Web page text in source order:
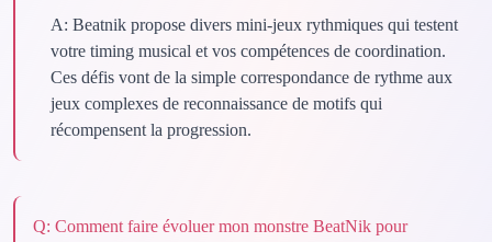
A: Beatnik propose divers mini-jeux rythmiques qui testent
votre timing musical et vos compétences de coordination.
Ces défis vont de la simple correspondance de rythme aux
jeux complexes de reconnaissance de motifs qui
récompensent la progression.
Q: Comment faire évoluer mon monstre BeatNik pour